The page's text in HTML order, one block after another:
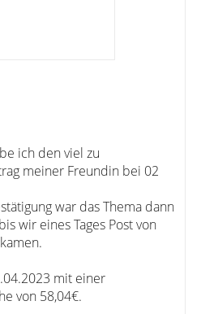
ich den viel zu
meiner Freundin bei 02
war das Thema dann
wir eines Tages Post von
mit einer
von 58,04€.